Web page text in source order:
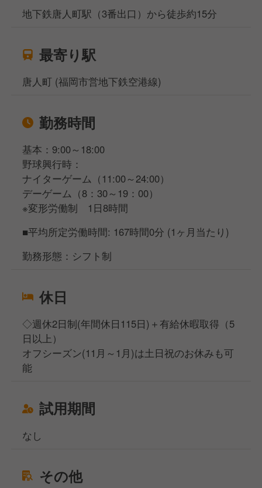
地下鉄唐人町駅（3番出口）から徒歩約15分
最寄り駅
唐人町 (福岡市営地下鉄空港線)
勤務時間
基本：9:00～18:00
野球興行時：
ナイターゲーム（11:00～24:00）
デーゲーム（8：30～19：00）
※変形労働制 1日8時間
■平均所定労働時間: 167時間0分 (1ヶ月当たり)
勤務形態：シフト制
休日
​​​​​​◇週休2日制(年間休日115日)＋有給休暇取得（5
日以上）
オフシーズン(11月～1月)は土日祝のお休みも可
能
試用期間
なし
その他